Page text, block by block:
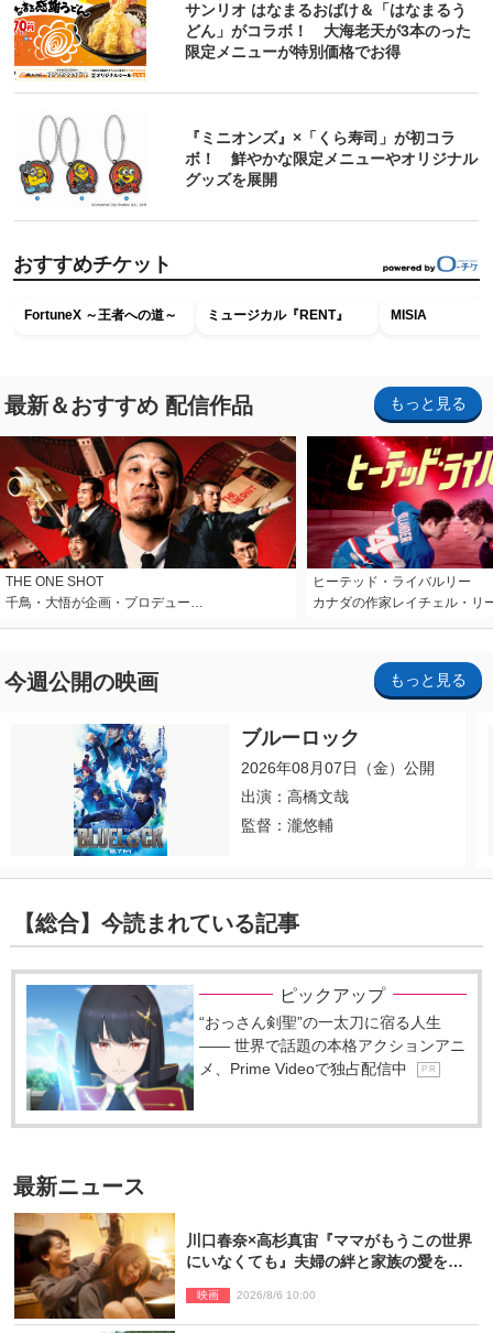
サンリオ はなまるおばけ＆「はなまるう
どん」がコラボ！ 大海老天が3本のった
限定メニューが特別価格でお得
『ミニオンズ』×「くら寿司」が初コラ
ボ！ 鮮やかな限定メニューやオリジナル
グッズを展開
おすすめチケット
FortuneX ～王者への道～ ミュージカル『RENT』 MISIA
最新＆おすすめ 配信作品 もっと見る
THE ONE SHOT
千鳥・大悟が企画・プロデュー…
ヒーテッド・ライバルリー
カナダの作家レイチェル・リ
今週公開の映画 もっと見る
ブルーロック
2026年08月07日（金）公開
出演：高橋文哉
監督：瀧悠輔
【総合】今読まれている記事
ピックアップ
“おっさん剣聖”の一太刀に宿る人生
―― 世界で話題の本格アクションアニ
メ、Prime Videoで独占配信中
P R
最新ニュース
川口春奈×高杉真宙『ママがもうこの世界
にいなくても』夫婦の絆と家族の愛を映
映画 2026/8/6 10:00